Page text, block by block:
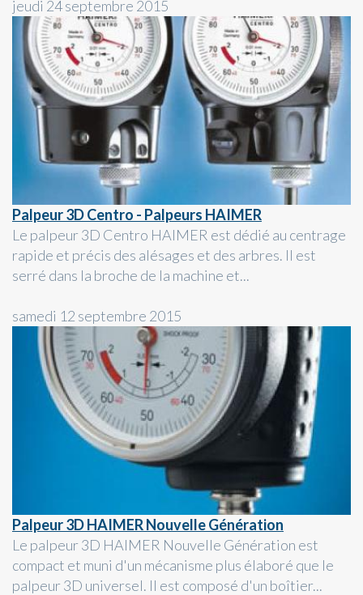
jeudi 24 septembre 2015
Palpeur 3D Centro - Palpeurs HAIMER
Le palpeur 3D Centro HAIMER est dédié au centrage
rapide et précis des alésages et des arbres. Il est
serré dans la broche de la machine et...
samedi 12 septembre 2015
Palpeur 3D HAIMER Nouvelle Génération
Le palpeur 3D HAIMER Nouvelle Génération est
compact et muni d'un mécanisme plus élaboré que le
palpeur 3D universel. Il est composé d'un boîtier...